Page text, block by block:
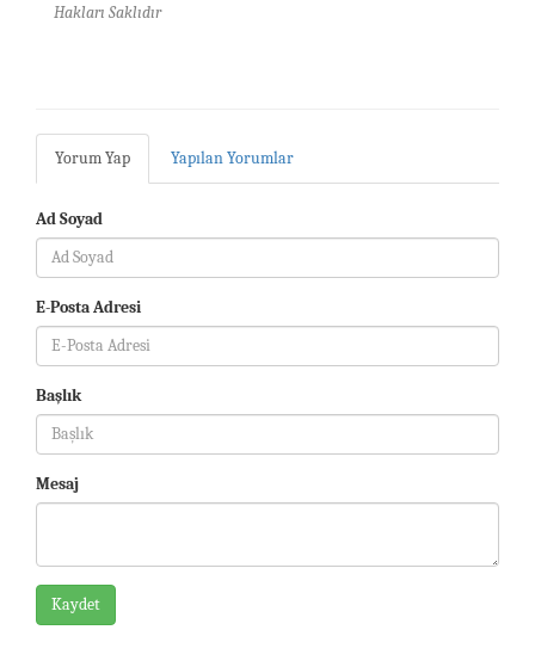
Hakları Saklıdır
Yorum Yap Yapılan Yorumlar
Ad Soyad
E-Posta Adresi
Başlık
Mesaj
Kaydet